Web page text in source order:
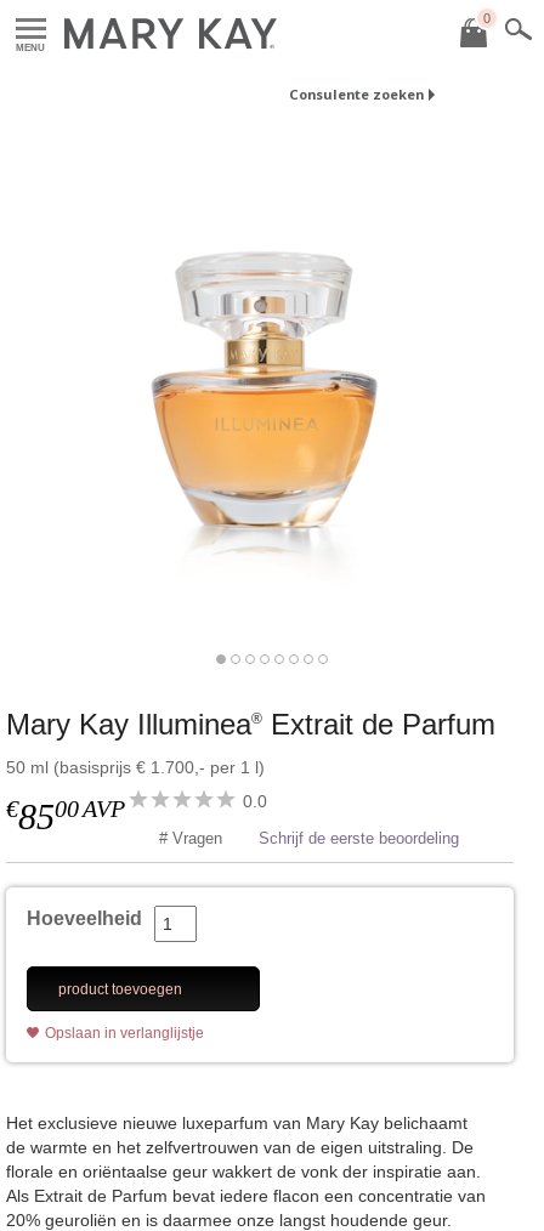
MENU
0
Consulente zoeken
Mary Kay Illuminea® Extrait de Parfum
50 ml (basisprijs € 1.700,- per 1 l)
€8500AVP 0.0
# Vragen Schrijf de eerste beoordeling
Hoeveelheid
product toevoegen
Opslaan in verlanglijstje
Het exclusieve nieuwe luxeparfum van Mary Kay belichaamt
de warmte en het zelfvertrouwen van de eigen uitstraling. De
florale en oriëntaalse geur wakkert de vonk der inspiratie aan.
Als Extrait de Parfum bevat iedere flacon een concentratie van
20% geuroliën en is daarmee onze langst houdende geur.